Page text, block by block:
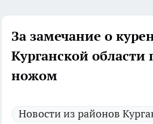
За замечание о
Курганской области
ножом
Новости из районов